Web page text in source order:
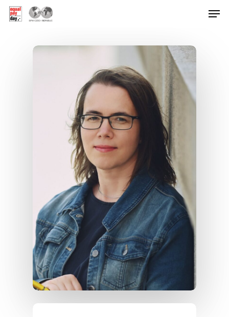
Hit enter to search or ESC to close